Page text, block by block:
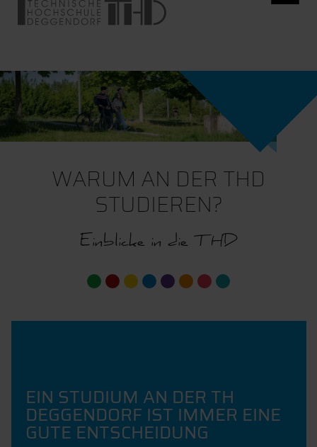
WARUM AN DER THD
STUDIEREN?
Einblicke in die THD
EIN STUDIUM AN DER TH
DEGGENDORF IST IMMER EINE
GUTE ENTSCHEIDUNG